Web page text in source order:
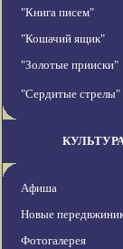
"Книга писем"
"Кошачий ящик"
"Золотые прииски"
"Сердитые стрелы"
Афиша
Новые
Фотогалерея